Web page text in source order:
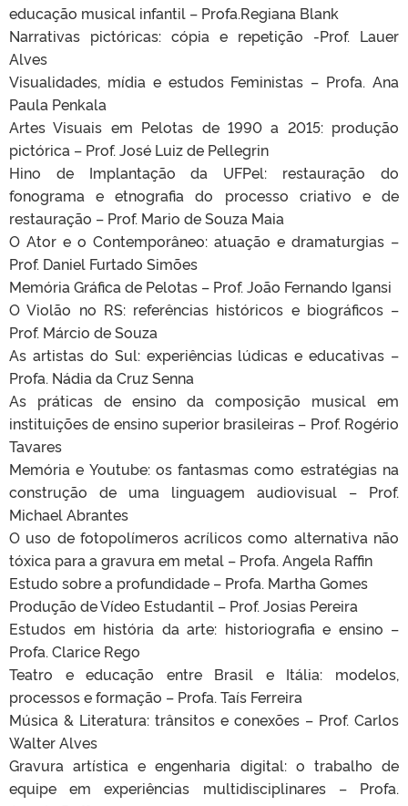
educação musical infantil – Profa.Regiana Blank
Narrativas pictóricas: cópia e repetição -Prof. Lauer
Alves
Visualidades, mídia e estudos Feministas – Profa. Ana
Paula Penkala
Artes Visuais em Pelotas de 1990 a 2015: produção
pictórica – Prof. José Luiz de Pellegrin
Hino de Implantação da UFPel: restauração do
fonograma e etnografia do processo criativo e de
restauração – Prof. Mario de Souza Maia
O Ator e o Contemporâneo: atuação e dramaturgias –
Prof. Daniel Furtado Simões
Memória Gráfica de Pelotas – Prof. João Fernando Igansi
O Violão no RS: referências históricos e biográficos –
Prof. Márcio de Souza
As artistas do Sul: experiências lúdicas e educativas –
Profa. Nádia da Cruz Senna
As práticas de ensino da composição musical em
instituições de ensino superior brasileiras – Prof. Rogério
Tavares
Memória e Youtube: os fantasmas como estratégias na
construção de uma linguagem audiovisual – Prof.
Michael Abrantes
O uso de fotopolímeros acrílicos como alternativa não
tóxica para a gravura em metal – Profa. Angela Raffin
Estudo sobre a profundidade – Profa. Martha Gomes
Produção de Vídeo Estudantil – Prof. Josias Pereira
Estudos em história da arte: historiografia e ensino –
Profa. Clarice Rego
Teatro e educação entre Brasil e Itália: modelos,
processos e formação – Profa. Taís Ferreira
Música & Literatura: trânsitos e conexões – Prof. Carlos
Walter Alves
Gravura artística e engenharia digital: o trabalho de
equipe em experiências multidisciplinares – Profa.